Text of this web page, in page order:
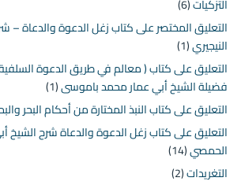
التزكيات(6)
التعليق المختصر على كتاب زغل الدعوة والدعاة –
النيجيري(1)
التعليق على كتاب ( معالم في طريق الدعوة
فضيلة الشيخ أبي عمار محمد باموسى(1)
التعليق على كتاب النبذ المختارة من أحكام البحر
التعليق على كتاب زغل الدعوة والدعاة شرح الشيخ
الحمصي(14)
التغريدات(2)